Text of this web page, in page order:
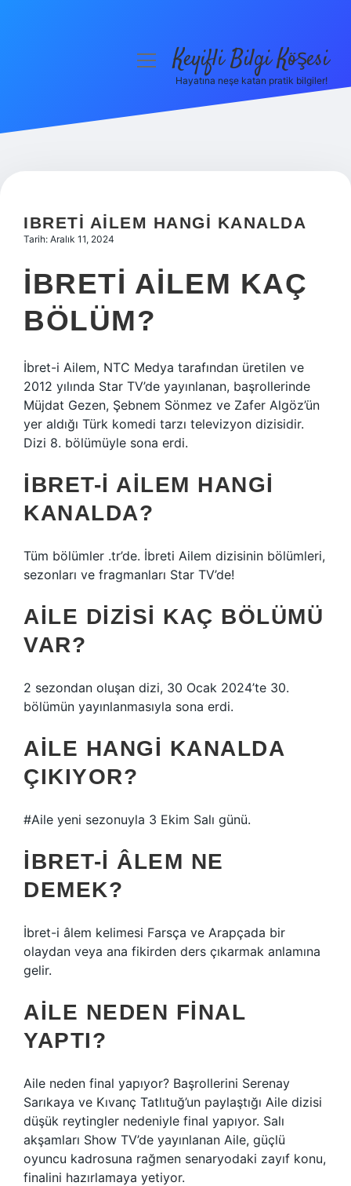
Hakkımızda
menüyüKeyifli Bilgi Köşesi
Hayatına neşe katan pratik bilgiler!
IBRETI AILEM HANGI KANALDA
Tarih: Aralık 11, 2024
İBRETI AILEM KAÇ
BÖLÜM?
İbret-i Ailem, NTC Medya tarafından üretilen ve
2012 yılında Star TV’de yayınlanan, başrollerinde
Müjdat Gezen, Şebnem Sönmez ve Zafer Algöz’ün
yer aldığı Türk komedi tarzı televizyon dizisidir.
Dizi 8. bölümüyle sona erdi.
İBRET-I AILEM HANGI
KANALDA?
Tüm bölümler .tr’de. İbreti Ailem dizisinin bölümleri,
sezonları ve fragmanları Star TV’de!
AILE DIZISI KAÇ BÖLÜMÜ
VAR?
2 sezondan oluşan dizi, 30 Ocak 2024’te 30.
bölümün yayınlanmasıyla sona erdi.
AILE HANGI KANALDA
ÇIKIYOR?
#Aile yeni sezonuyla 3 Ekim Salı günü.
İBRET-I ÂLEM NE
DEMEK?
İbret-i âlem kelimesi Farsça ve Arapçada bir
olaydan veya ana fikirden ders çıkarmak anlamına
gelir.
AILE NEDEN FINAL
YAPTI?
Aile neden final yapıyor? Başrollerini Serenay
Sarıkaya ve Kıvanç Tatlıtuğ’un paylaştığı Aile dizisi
düşük reytingler nedeniyle final yapıyor. Salı
akşamları Show TV’de yayınlanan Aile, güçlü
oyuncu kadrosuna rağmen senaryodaki zayıf konu,
finalini hazırlamaya yetiyor.